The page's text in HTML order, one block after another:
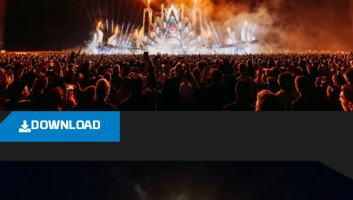
DOWNLOAD